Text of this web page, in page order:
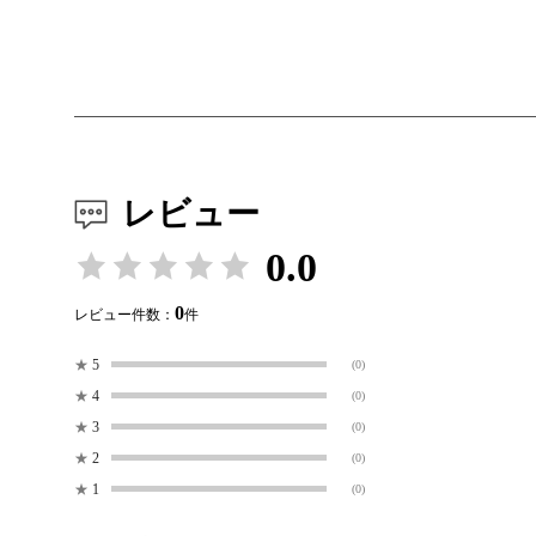
レビュー
0.0
レビュー件数： 0件
★ 5 (0)
★ 4 (0)
★ 3 (0)
★ 2 (0)
★ 1 (0)